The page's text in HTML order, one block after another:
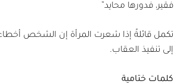
فقير، فدورها محايد”
تكمل قائلةً إذا شعرت المرأة إن الشخص
إلى تنفيذ العقاب.
كلمات ختامية